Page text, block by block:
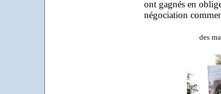
ont gagnés en
négociation
des